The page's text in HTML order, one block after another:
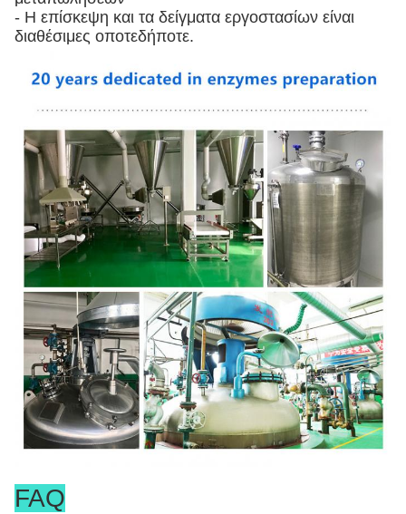
- Η επίσκεψη και τα δείγματα εργοστασίων είναι
διαθέσιμες οποτεδήποτε.
FAQ